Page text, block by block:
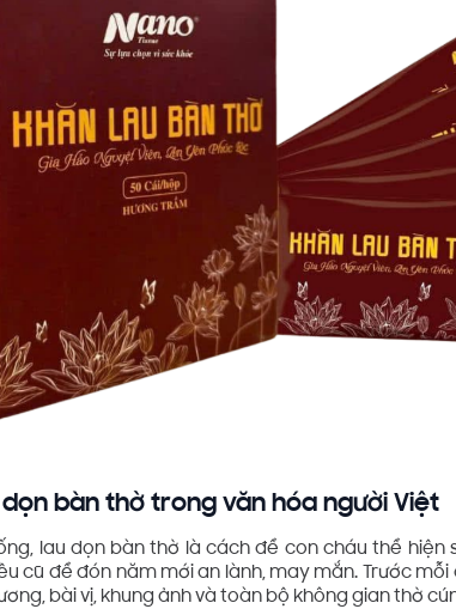
bàn thờ trong văn hóa người Việt
lau dọn bàn thờ là cách để con cháu thể hiện
cũ để đón năm mới an lành, may mắn. Trước mỗi
bài vị, khung ảnh và toàn bộ không gian thờ